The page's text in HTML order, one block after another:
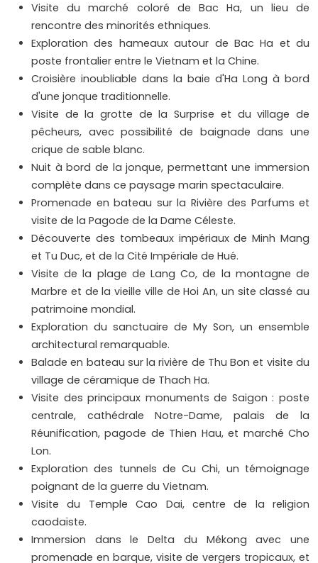
Visite du marché coloré de Bac Ha, un lieu de
rencontre des minorités ethniques.
Exploration des hameaux autour de Bac Ha et du
poste frontalier entre le Vietnam et la Chine.
Croisière inoubliable dans la baie d'Ha Long à bord
d'une jonque traditionnelle.
Visite de la grotte de la Surprise et du village de
pêcheurs, avec possibilité de baignade dans une
crique de sable blanc.
Nuit à bord de la jonque, permettant une immersion
complète dans ce paysage marin spectaculaire.
Promenade en bateau sur la Rivière des Parfums et
visite de la Pagode de la Dame Céleste.
Découverte des tombeaux impériaux de Minh Mang
et Tu Duc, et de la Cité Impériale de Hué.
Visite de la plage de Lang Co, de la montagne de
Marbre et de la vieille ville de Hoi An, un site classé au
patrimoine mondial.
Exploration du sanctuaire de My Son, un ensemble
architectural remarquable.
Balade en bateau sur la rivière de Thu Bon et visite du
village de céramique de Thach Ha.
Visite des principaux monuments de Saigon : poste
centrale, cathédrale Notre-Dame, palais de la
Réunification, pagode de Thien Hau, et marché Cho
Lon.
Exploration des tunnels de Cu Chi, un témoignage
poignant de la guerre du Vietnam.
Visite du Temple Cao Dai, centre de la religion
caodaïste.
Immersion dans le Delta du Mékong avec une
promenade en barque, visite de vergers tropicaux, et